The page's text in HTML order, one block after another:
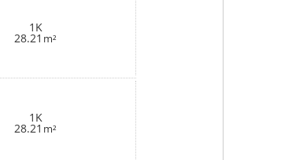
1K
28.21 m²
1K
28.21 m²